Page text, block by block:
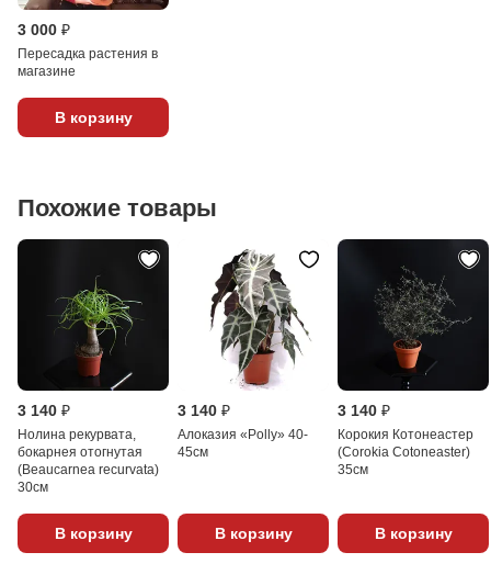
3 000 ₽
Пересадка растения в
магазине
В корзину
Похожие товары
3 140 ₽
Нолина рекурвата,
бокарнея отогнутая
(Beaucarnea recurvata)
30см
В корзину
3 140 ₽
Алоказия «Polly» 40-
45см
В корзину
3 140 ₽
Корокия Котонеастер
(Corokia Cotoneaster)
35см
В корзину